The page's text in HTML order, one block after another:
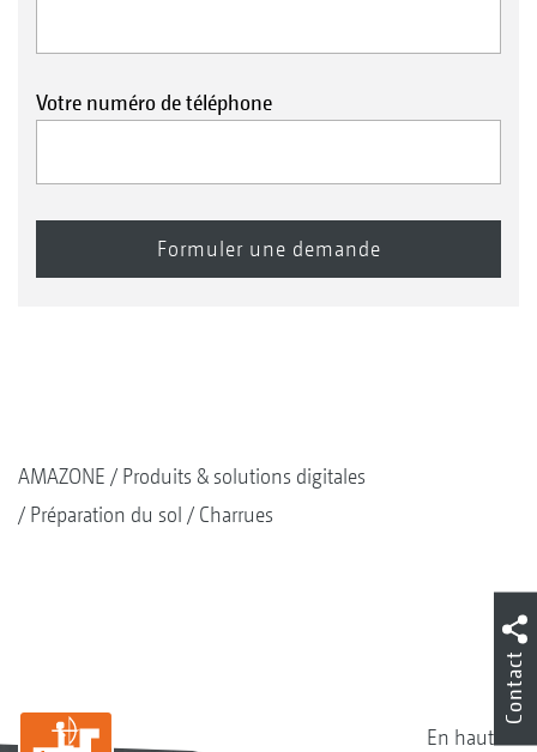
Votre numéro de téléphone
AMAZONE
Produits & solutions digitales
Préparation du sol
Charrues
En haut
Contact